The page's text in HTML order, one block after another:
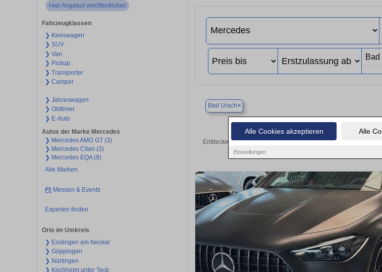
Alle Cookies akzeptieren Alle
Einstellungen
Hier Angebot veröffentlichen
Fahrzeugklassen
❯ Kleinwagen
❯ SUV
❯ Van
❯ Pickup
❯ Transporter
❯ Camper
❯ Jahreswagen
❯ Oldtimer
❯ E-Auto
Autos der Marke Mercedes
❯ Mercedes AMG GT (3)
❯ Mercedes Citan (3)
❯ Mercedes EQA (8)
Alle Marken
Messen & Events
Experten finden
Orte im Umkreis
❯ Esslingen am Neckar
❯ Göppingen
❯ Nürtingen
❯ Kirchheim unter Teck
Bad Urach×
Finden Sie in Bad Urach Ihren
Entdecken Sie in Bad Urach gebrauchte Mercedes Fahrzeuge.
in